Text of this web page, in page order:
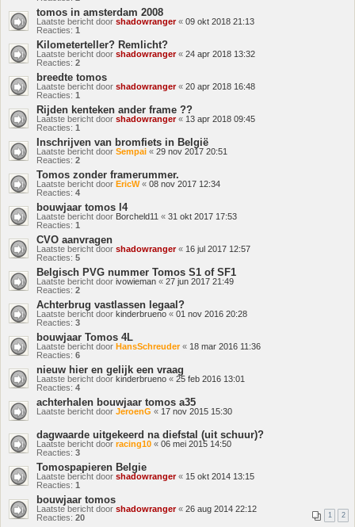
tomos in amsterdam 2008
Laatste bericht door shadowranger« 09 okt 2018 21:13
Reacties: 1
Kilometerteller? Remlicht?
Laatste bericht door shadowranger« 24 apr 2018 13:32
Reacties: 2
breedte tomos
Laatste bericht door shadowranger« 20 apr 2018 16:48
Reacties: 1
Rijden kenteken ander frame ??
Laatste bericht door shadowranger« 13 apr 2018 09:45
Reacties: 1
Inschrijven van bromfiets in België
Laatste bericht door Sempai « 29 nov 2017 20:51
Reacties: 2
Tomos zonder framerummer.
Laatste bericht door EricW« 08 nov 2017 12:34
Reacties: 4
bouwjaar tomos l4
Laatste bericht door Borcheld11 « 31 okt 2017 17:53
Reacties: 1
CVO aanvragen
Laatste bericht door shadowranger« 16 jul 2017 12:57
Reacties: 5
Belgisch PVG nummer Tomos S1 of SF1
Laatste bericht door ivowieman « 27 jun 2017 21:49
Reacties: 2
Achterbrug vastlassen legaal?
Laatste bericht door kinderbrueno « 01 nov 2016 20:28
Reacties: 3
bouwjaar Tomos 4L
Laatste bericht door HansSchreuder« 18 mar 2016 11:36
Reacties: 6
nieuw hier en gelijk een vraag
Laatste bericht door kinderbrueno « 25 feb 2016 13:01
Reacties: 4
achterhalen bouwjaar tomos a35
Laatste bericht door JeroenG « 17 nov 2015 15:30
dagwaarde uitgekeerd na diefstal (uit schuur)?
Laatste bericht door racing10 « 06 mei 2015 14:50
Reacties: 3
Tomospapieren Belgie
Laatste bericht door shadowranger« 15 okt 2014 13:15
Reacties: 1
bouwjaar tomos
Laatste bericht door shadowranger« 26 aug 2014 22:12
Reacties: 20 1 2